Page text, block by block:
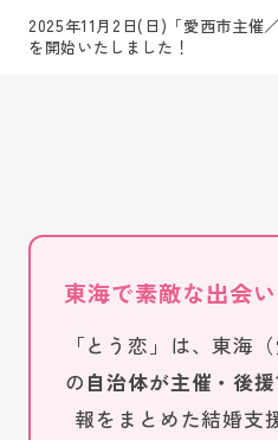
2025年11月2日(日)「愛西市主催
を開始いたしました！
東海で素敵な出会
「とう恋」は、東海
の 自治体が主催・後
報をまとめた結婚支